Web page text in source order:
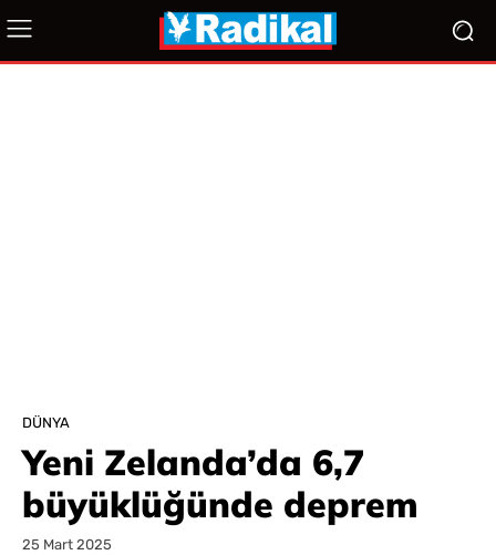
DÜNYA
Yeni Zelanda’da 6,7
büyüklüğünde deprem
25 Mart 2025